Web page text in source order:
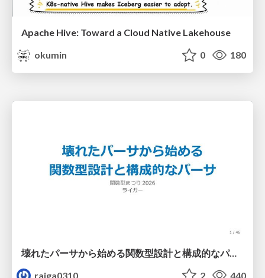
Apache Hive: Toward a Cloud Native Lakehouse
okumin
0 180
壊れたパーサから始める関数型設計と構成的なパーサ #fp_matsuri
raiga0310
2 440